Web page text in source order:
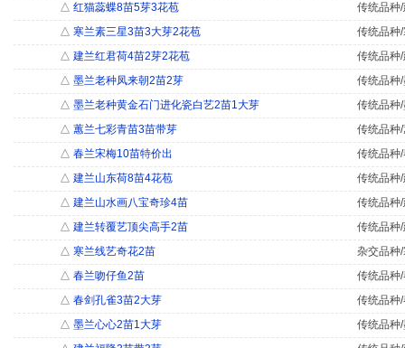
△ 红猫蕊蝶8苗5芽3花苞
传统品种
△ 寒兰素三星3苗3大芽2花苞
传统品种
△ 建兰红君荷4苗2芽2花苞
传统品种
△ 墨兰老种凤来朝2苗2芽
传统品种
△ 墨兰老种黄金石门进化瓷白艺2苗1大芽
传统品种
△ 蕙兰七彩青苗3苗带芽
传统品种
△ 春兰宋梅10苗特价出
传统品种
△ 建兰山东荷8苗4花苞
传统品种
△ 建兰山水画八宝奇珍4苗
传统品种
△ 建兰转覆艺顶尖高手2苗
传统品种
△ 寒兰线艺奇花2苗
杂交品种
△ 春兰吻仔鱼2苗
传统品种
△ 春剑孔雀3苗2大芽
传统品种
△ 墨兰心心2苗1大芽
传统品种